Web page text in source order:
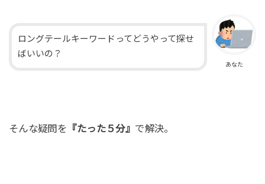
あなた
ロングテールキーワードってどうやって探せ
ばいいの？
そんな疑問を 『たった５分』 で解決。